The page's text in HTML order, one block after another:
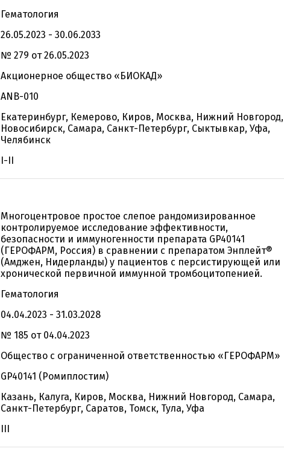
Гематология
26.05.2023 - 30.06.2033
№ 279 от 26.05.2023
Акционерное общество «БИОКАД»
ANB-010
Екатеринбург, Кемерово, Киров, Москва, Нижний Новгород,
Новосибирск, Самара, Санкт-Петербург, Сыктывкар, Уфа,
Челябинск
I-II
Многоцентровое простое слепое рандомизированное
контролируемое исследование эффективности,
безопасности и иммуногенности препарата GP40141
(ГЕРОФАРМ, Россия) в сравнении с препаратом Энплейт®
(Амджен, Нидерланды) у пациентов с персистирующей или
хронической первичной иммунной тромбоцитопенией.
Гематология
04.04.2023 - 31.03.2028
№ 185 от 04.04.2023
Общество с ограниченной ответственностью «ГЕРОФАРМ»
GP40141 (Ромиплостим)
Казань, Калуга, Киров, Москва, Нижний Новгород, Самара,
Санкт-Петербург, Саратов, Томск, Тула, Уфа
III